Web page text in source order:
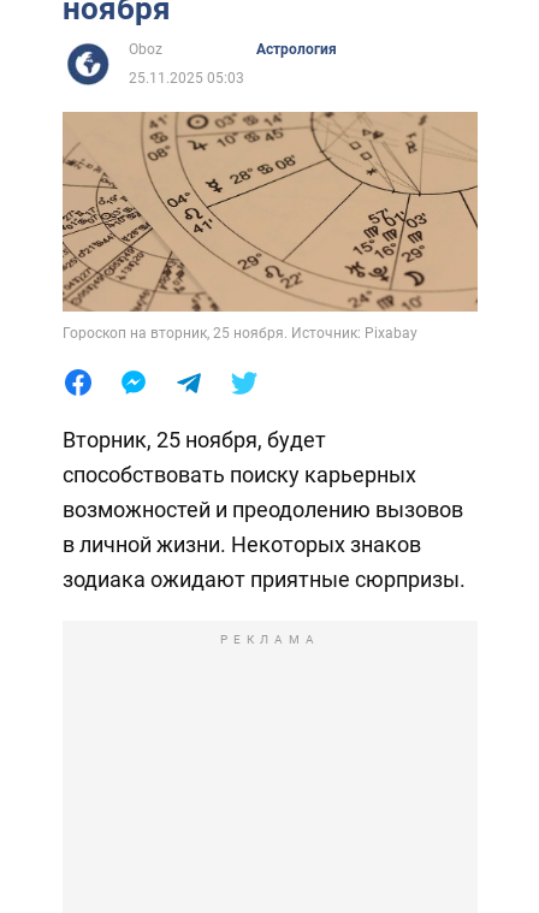
ноября
Oboz
Астрология
25.11.2025 05:03
Гороскоп на вторник, 25 ноября. Источник: Pixabay
Вторник, 25 ноября, будет
способствовать поиску карьерных
возможностей и преодолению вызовов
в личной жизни. Некоторых знаков
зодиака ожидают приятные сюрпризы.
РЕКЛАМА